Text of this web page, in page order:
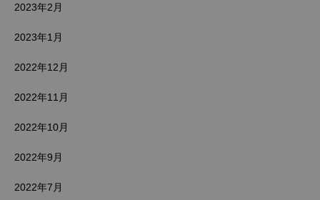
2023年2月
2023年1月
2022年12月
2022年11月
2022年10月
2022年9月
2022年7月